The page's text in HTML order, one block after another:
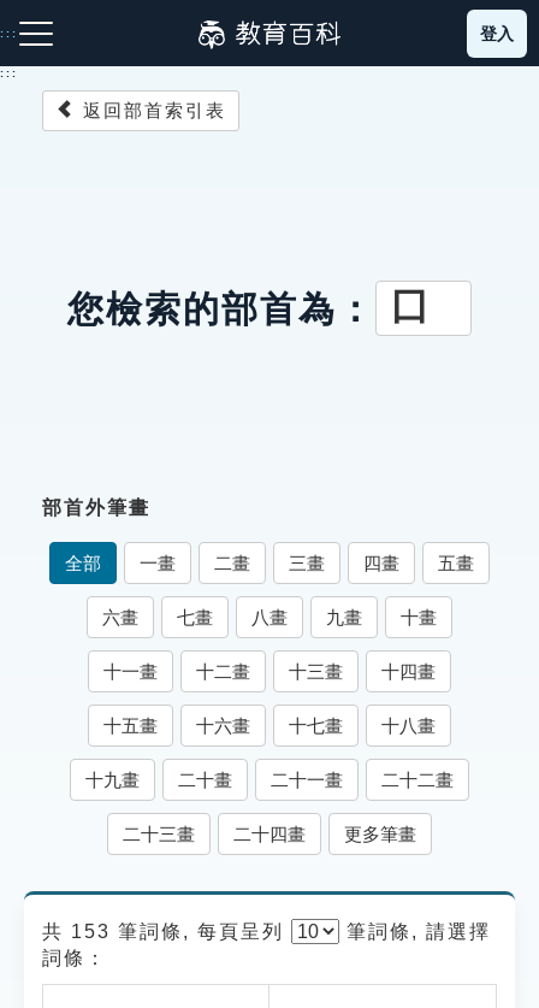
到
主
:::
成語故事
索引選單
知識索引
單字索引
生命大百科索引
遊戲專區
貓頭鷹博士
登入
:::
返回部首索引表
您檢索的部首為： 囗
部首外筆畫
全部 一畫 二畫 三畫 四畫 五畫
六畫 七畫 八畫 九畫 十畫
十一畫 十二畫 十三畫 十四畫
十五畫 十六畫 十七畫 十八畫
十九畫 二十畫 二十一畫 二十二畫
二十三畫 二十四畫 更多筆畫
共 153 筆詞條, 每頁呈列 筆詞條, 請選擇
詞條：